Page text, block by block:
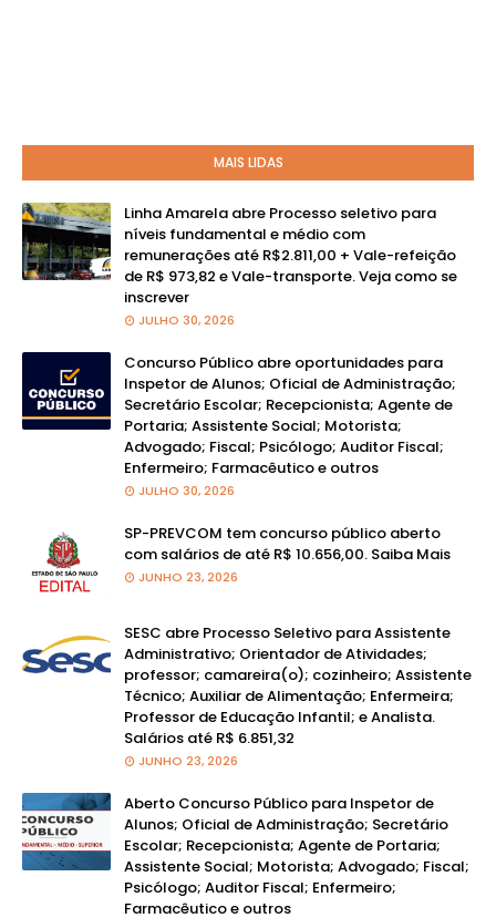
MAIS LIDAS
Linha Amarela abre Processo seletivo para
níveis fundamental e médio com
remunerações até R$2.811,00 + Vale-refeição
de R$ 973,82 e Vale-transporte. Veja como se
inscrever
JULHO 30, 2026
Concurso Público abre oportunidades para
Inspetor de Alunos; Oficial de Administração;
Secretário Escolar; Recepcionista; Agente de
Portaria; Assistente Social; Motorista;
Advogado; Fiscal; Psicólogo; Auditor Fiscal;
Enfermeiro; Farmacêutico e outros
JULHO 30, 2026
SP-PREVCOM tem concurso público aberto
com salários de até R$ 10.656,00. Saiba Mais
JUNHO 23, 2026
SESC abre Processo Seletivo para Assistente
Administrativo; Orientador de Atividades;
professor; camareira(o); cozinheiro; Assistente
Técnico; Auxiliar de Alimentação; Enfermeira;
Professor de Educação Infantil; e Analista.
Salários até R$ 6.851,32
JUNHO 23, 2026
Aberto Concurso Público para Inspetor de
Alunos; Oficial de Administração; Secretário
Escolar; Recepcionista; Agente de Portaria;
Assistente Social; Motorista; Advogado; Fiscal;
Psicólogo; Auditor Fiscal; Enfermeiro;
Farmacêutico e outros